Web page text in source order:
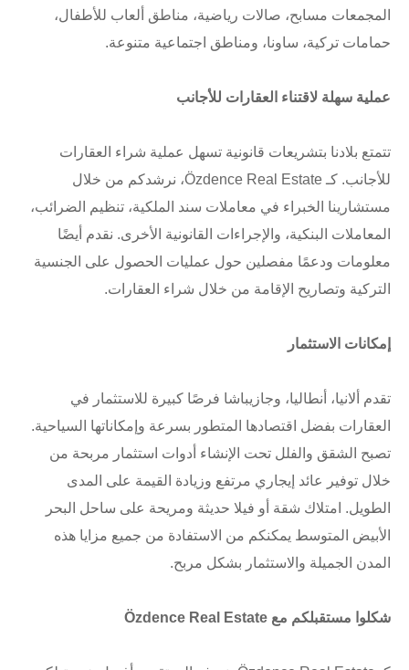
المجمعات مسابح، صالات رياضية، مناطق ألعاب للأطفال،
حمامات تركية، ساونا، ومناطق اجتماعية متنوعة.
عملية سهلة لاقتناء العقارات للأجانب
تتمتع بلادنا بتشريعات قانونية تسهل عملية شراء العقارات
للأجانب. كـ Özdence Real Estate، نرشدكم من خلال
مستشارينا الخبراء في معاملات سند الملكية، تنظيم الضرائب،
المعاملات البنكية، والإجراءات القانونية الأخرى. نقدم أيضًا
معلومات ودعمًا مفصلين حول عمليات الحصول على الجنسية
التركية وتصاريح الإقامة من خلال شراء العقارات.
إمكانات الاستثمار
تقدم ألانيا، أنطاليا، وجازيباشا فرصًا كبيرة للاستثمار في
العقارات بفضل اقتصادها المتطور بسرعة وإمكاناتها السياحية.
تصبح الشقق والفلل تحت الإنشاء أدوات استثمار مربحة من
خلال توفير عائد إيجاري مرتفع وزيادة القيمة على المدى
الطويل. امتلاك شقة أو فيلا حديثة ومريحة على ساحل البحر
الأبيض المتوسط يمكنكم من الاستفادة من جميع مزايا هذه
المدن الجميلة والاستثمار بشكل مربح.
شكلوا مستقبلكم مع Özdence Real Estate